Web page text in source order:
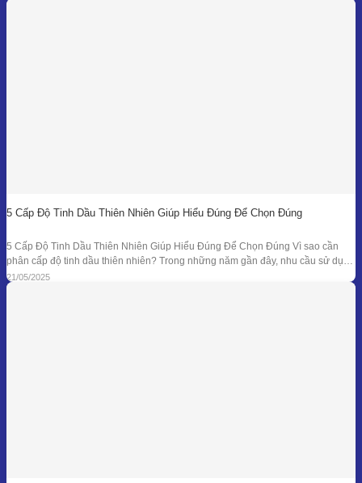
trong nhiều nghiên cứu. Giá trị
5 Cấp Độ Tinh Dầu Thiên Nhiên Giúp Hiểu Đúng Để Chọn Đúng
5 Cấp Độ Tinh Dầu Thiên Nhiên Giúp Hiểu Đúng Để Chọn Đúng Vì sao cần
phân cấp độ tinh dầu thiên nhiên? Trong những năm gần đây, nhu cầu sử dụng
tinh dầu thiên nhiên ngày càng gia tăng trong các lĩnh vực như chăm sóc sức
khỏe, mỹ phẩm, liệu pháp hương thơm,
21/05/2025